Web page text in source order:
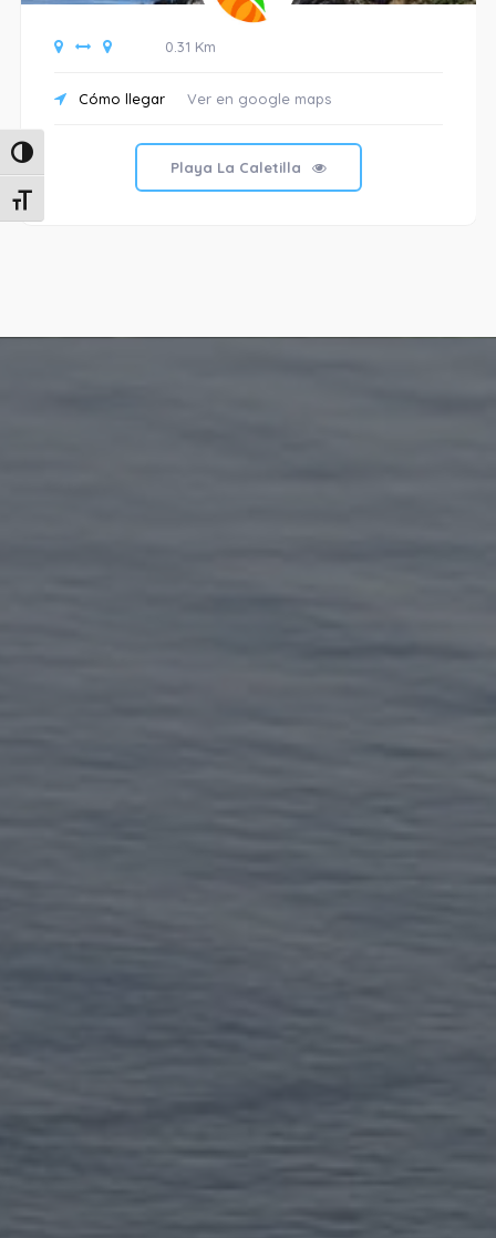
Alternar alto contraste
Alternar tamaño de letra
0.31 Km
Cómo llegar Ver en google maps
Playa La Caletilla